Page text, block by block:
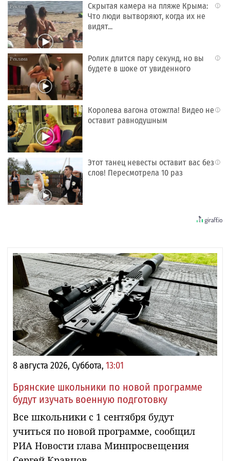
i
Скрытая камера на пляже Крыма:
Что люди вытворяют, когда их не
видят...
i
Ролик длится пару секунд, но вы
будете в шоке от увиденного
i
Королева вагона отожгла! Видео не
оставит равнодушным
i
Этот танец невесты оставит вас без
слов! Пересмотрела 10 раз
8 августа 2026, Суббота, 13:01
Брянские школьники по новой программе
будут изучать военную подготовку
Все школьники с 1 сентября будут
учиться по новой программе, сообщил
РИА Новости глава Минпросвещения